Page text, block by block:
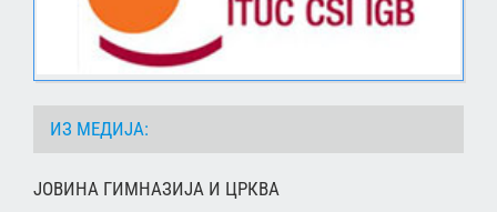
ИЗ МЕДИЈА:
ЈОВИНА ГИМНАЗИЈА И ЦРКВА